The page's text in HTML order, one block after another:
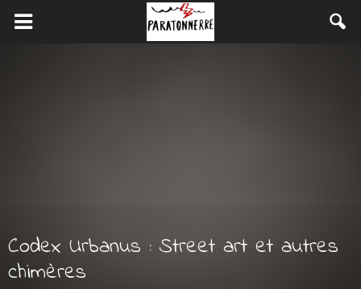
Codex Urbanus : Street art et autres
chimères